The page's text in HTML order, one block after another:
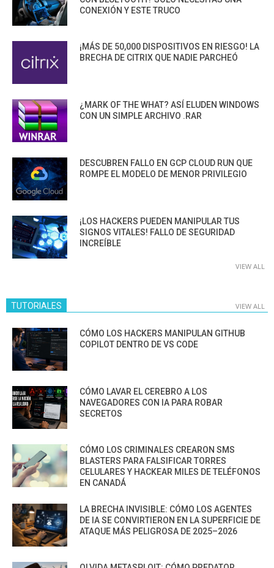
CONEXIÓN Y ESTE TRUCO
¡MÁS DE 50,000 DISPOSITIVOS EN RIESGO! LA
BRECHA DE CITRIX QUE NADIE PARCHEÓ
¿MARK OF THE WHAT? ASÍ ELUDEN WINDOWS
CON UN SIMPLE ARCHIVO .RAR
DESCUBREN FALLO EN GCP CLOUD RUN QUE
ROMPE EL MODELO DE MENOR PRIVILEGIO
¡LOS HACKERS PUEDEN MANIPULAR TUS
SIGNOS VITALES! FALLO DE SEGURIDAD
INCREÍBLE
VIEW ALL
TUTORIALES VIEW ALL
CÓMO LOS HACKERS MANIPULAN GITHUB
COPILOT DENTRO DE VS CODE
CÓMO LAVAR EL CEREBRO A LOS
NAVEGADORES CON IA PARA ROBAR
SECRETOS
CÓMO LOS CRIMINALES CREARON SMS
BLASTERS PARA FALSIFICAR TORRES
CELULARES Y HACKEAR MILES DE TELÉFONOS
EN CANADÁ
LA BRECHA INVISIBLE: CÓMO LOS AGENTES
DE IA SE CONVIRTIERON EN LA SUPERFICIE DE
ATAQUE MÁS PELIGROSA DE 2025–2026